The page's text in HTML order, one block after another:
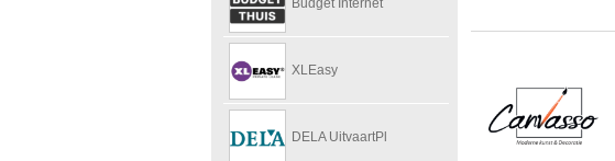
Budget Internet
XLEasy
DELA UitvaartPl